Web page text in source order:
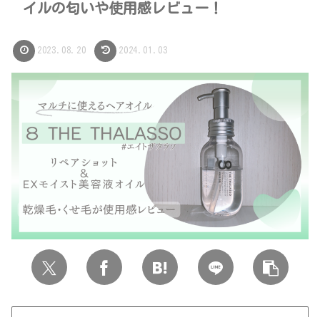
イルの匂いや使用感レビュー！
2023.08.20 2024.01.03